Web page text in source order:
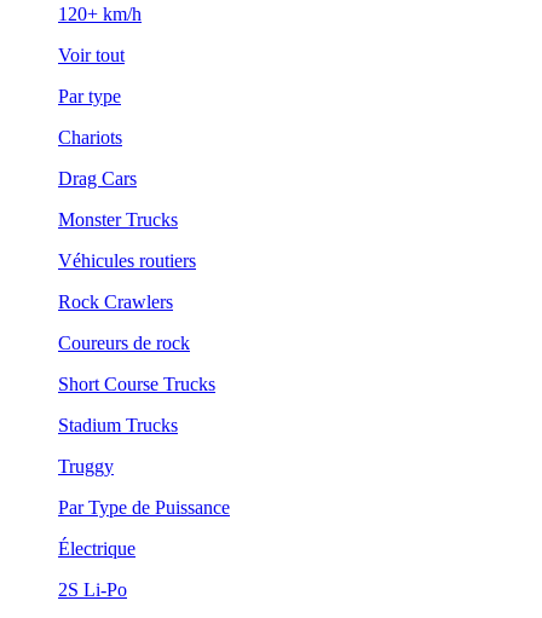
120+ km/h
Voir tout
Par type
Chariots
Drag Cars
Monster Trucks
Véhicules routiers
Rock Crawlers
Coureurs de rock
Short Course Trucks
Stadium Trucks
Truggy
Par Type de Puissance
Électrique
2S Li-Po